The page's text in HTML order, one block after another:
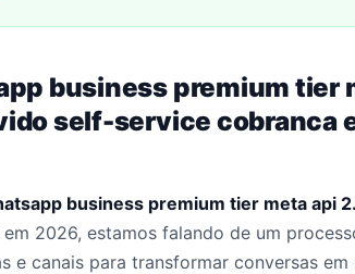
business premium tier
self-service cobranca
business premium tier meta api
em 2026, estamos falando de um
e canais para transformar conversas